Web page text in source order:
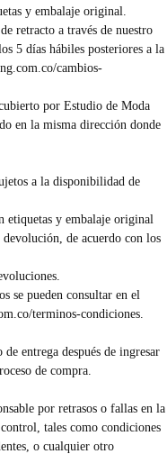
y embalaje original.
retracto a través de nuestro
5 días hábiles posteriores a la
cambios-
por Estudio de Moda
en la misma dirección donde
a la disponibilidad de
etiquetas y embalaje original
de acuerdo con los
se pueden consultar en el
terminos-condiciones
entrega después de ingresar
de compra.
por retrasos o fallas en la
control, tales como condiciones
o cualquier otro